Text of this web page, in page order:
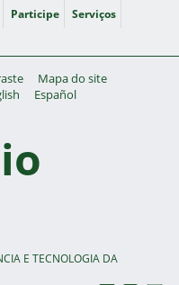
Participe
Serviços
Mapa do site
Español
E TECNOLOGIA DA